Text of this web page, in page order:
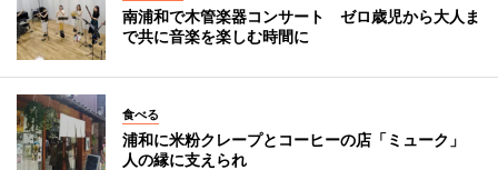
南浦和で木管楽器コンサート ゼロ歳児から大人ま
で共に音楽を楽しむ時間に
食べる
浦和に米粉クレープとコーヒーの店「ミューク」
人の縁に支えられ